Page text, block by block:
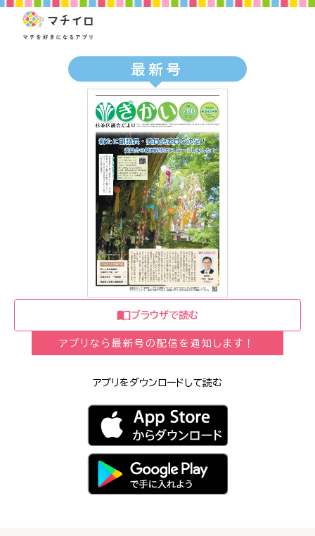
最新号
ブラウザで読む
アプリなら最新号の配信を通知します！
アプリをダウンロードして読む